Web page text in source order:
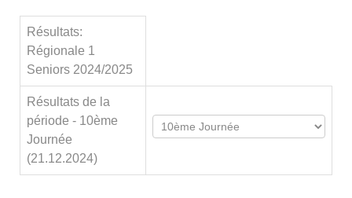
Résultats:
Régionale 1
Seniors 2024/2025
Résultats de la
période - 10ème
Journée
(21.12.2024)